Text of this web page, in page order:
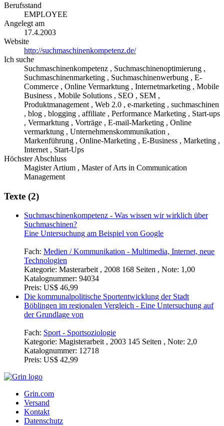
Berufsstand
EMPLOYEE
Angelegt am
17.4.2003
Website
http://suchmaschinenkompetenz.de/
Ich suche
Suchmaschinenkompetenz , Suchmaschinenoptimierung ,
Suchmaschinenmarketing , Suchmaschinenwerbung , E-
Commerce , Online Vermarktung , Internetmarketing , Mobile
Business , Mobile Solutions , SEO , SEM ,
Produktmanagement , Web 2.0 , e-marketing , suchmaschinen
, blog , blogging , affiliate , Performance Marketing , Start-ups
, Vermarktung , Vorträge , E-mail-Marketing , Online
vermarktung , Unternehmenskommunikation ,
Markenführung , Online-Marketing , E-Business , Marketing ,
Internet , Start-Ups
Höchster Abschluss
Magister Artium , Master of Arts in Communication
Management
Texte (2)
Suchmaschinenkompetenz - Was wissen wir wirklich über
Suchmaschinen?
Eine Untersuchung am Beispiel von Google
Fach: Medien / Kommunikation - Multimedia, Internet, neue
Technologien
Kategorie: Masterarbeit , 2008 168 Seiten , Note: 1,00
Katalognummer: 94034
Preis: US$ 46,99
Die kommunalpolitische Sportentwicklung der Stadt
Böblingen im regionalen Vergleich - Eine Untersuchung auf
der Grundlage von
Fach: Sport - Sportsoziologie
Kategorie: Magisterarbeit , 2003 145 Seiten , Note: 2,0
Katalognummer: 12718
Preis: US$ 42,99
Grin.com
Versand
Kontakt
Datenschutz